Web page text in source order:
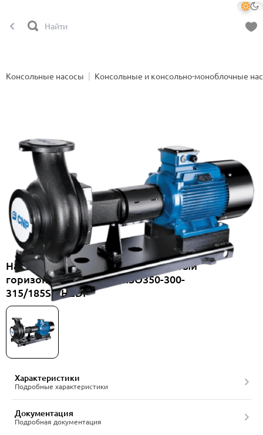
Консольные насосы Консольные и консольно-моноблочные
Насос консольный одноступенчатый
горизонтальный CNP NISO350-300-
315/185SWHZDI
Характеристики
Подробные характеристики
Документация
Подробная документация